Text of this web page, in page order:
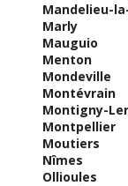
Mandelieu-
Marly
Mauguio
Menton
Mondeville
Montévrain
Montigny-
Montpellier
Moutiers
Nîmes
Ollioules